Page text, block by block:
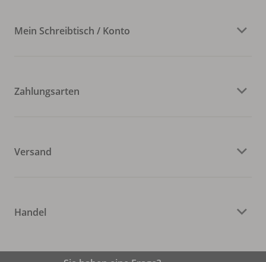
Mein Schreibtisch / Konto
Zahlungsarten
Versand
Handel